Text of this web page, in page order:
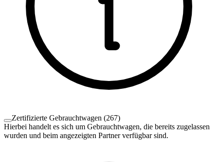
Zertifizierte Gebrauchtwagen (267)
Hierbei handelt es sich um Gebrauchtwagen, die bereits zugelassen
wurden und beim angezeigten Partner verfügbar sind.